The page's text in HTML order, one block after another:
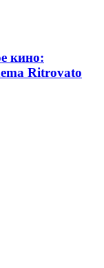
кино:
Ritrovato